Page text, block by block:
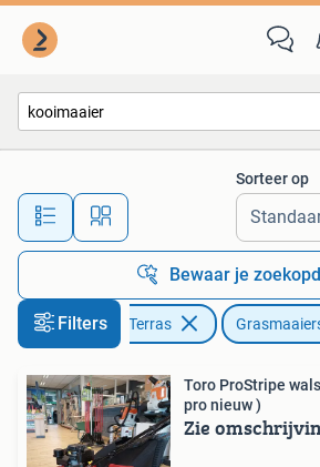
Alle afstanden…
Sorteer op
Bewaar je
Filters
Tuin en Terras
Toro ProStripe
pro nieuw )
Zie